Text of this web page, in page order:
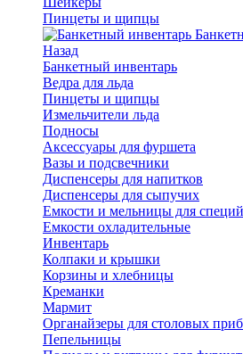
Пинцеты и щипцы
Назад
Банкетный инвентарь
Ведра для льда
Пинцеты и щипцы
Измельчители льда
Подносы
Аксессуары для фуршета
Вазы и подсвечники
Диспенсеры для напитков
Диспенсеры для сыпучих
Емкости и мельницы для специй
Емкости охладительные
Инвентарь
Колпаки и крышки
Корзины и хлебницы
Креманки
Мармит
Органайзеры для столовых
Пепельницы